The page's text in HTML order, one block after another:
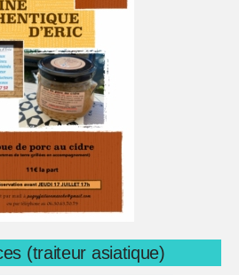
(traiteur asiatique)